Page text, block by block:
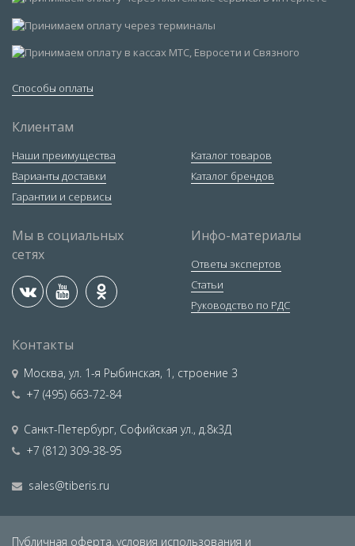
Способы оплаты
Клиентам
Наши преимущества
Варианты доставки
Гарантии и сервисы
Каталог товаров
Каталог брендов
Мы в социальных
сетях
Инфо-материалы
Ответы экспертов
Статьи
Руководство по РДС
Контакты
Москва, ул. 1-я Рыбинская, 1, строение 3
+7 (495) 663-72-84
Санкт-Петербург, Софийская ул., д.8к3Д
+7 (812) 309-38-95
sales@tiberis.ru
Публичная оферта, условия использования и